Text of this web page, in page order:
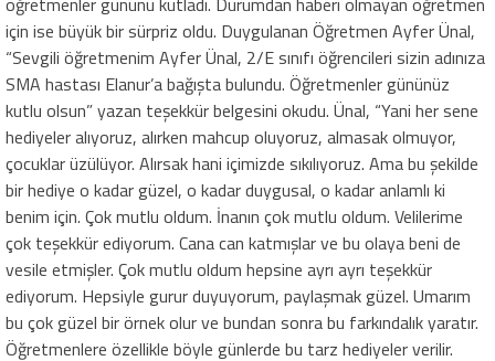
için ise büyük bir sürpriz oldu. Duygulanan Öğretmen Ayfer Ünal,
“Sevgili öğretmenim Ayfer Ünal, 2/E sınıfı öğrencileri sizin adınıza
SMA hastası Elanur’a bağışta bulundu. Öğretmenler gününüz
kutlu olsun” yazan teşekkür belgesini okudu. Ünal, “Yani her sene
hediyeler alıyoruz, alırken mahcup oluyoruz, almasak olmuyor,
çocuklar üzülüyor. Alırsak hani içimizde sıkılıyoruz. Ama bu şekilde
bir hediye o kadar güzel, o kadar duygusal, o kadar anlamlı ki
benim için. Çok mutlu oldum. İnanın çok mutlu oldum. Velilerime
çok teşekkür ediyorum. Cana can katmışlar ve bu olaya beni de
vesile etmişler. Çok mutlu oldum hepsine ayrı ayrı teşekkür
ediyorum. Hepsiyle gurur duyuyorum, paylaşmak güzel. Umarım
bu çok güzel bir örnek olur ve bundan sonra bu farkındalık yaratır.
Öğretmenlere özellikle böyle günlerde bu tarz hediyeler verilir.